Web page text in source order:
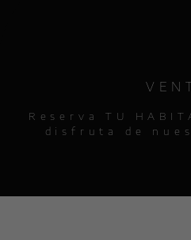
Reserva TU
disfruta de